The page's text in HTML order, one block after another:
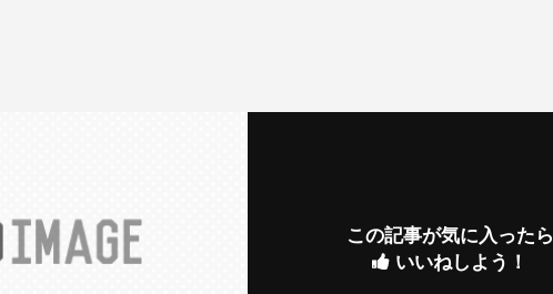
この記事が気に入ったら
いいねしよう！